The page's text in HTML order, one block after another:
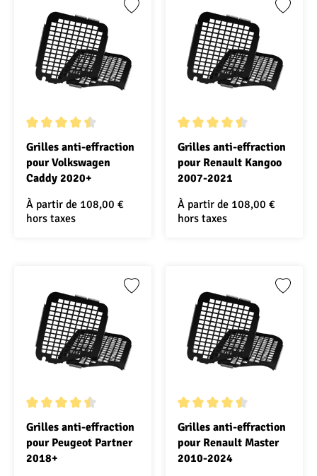
Note moyenne de 4.5 sur 5 étoiles
Grilles anti-effraction
pour Volkswagen
Caddy 2020+
À partir de 108,00 €
hors taxes
Note moyenne de 4.5 sur 5
Grilles anti-effraction
pour Renault Kangoo
2007-2021
À partir de 108,00 €
hors taxes
Note moyenne de 4.5 sur 5 étoiles
Grilles anti-effraction
pour Peugeot Partner
2018+
Note moyenne de 4.5 sur 5
Grilles anti-effraction
pour Renault Master
2010-2024